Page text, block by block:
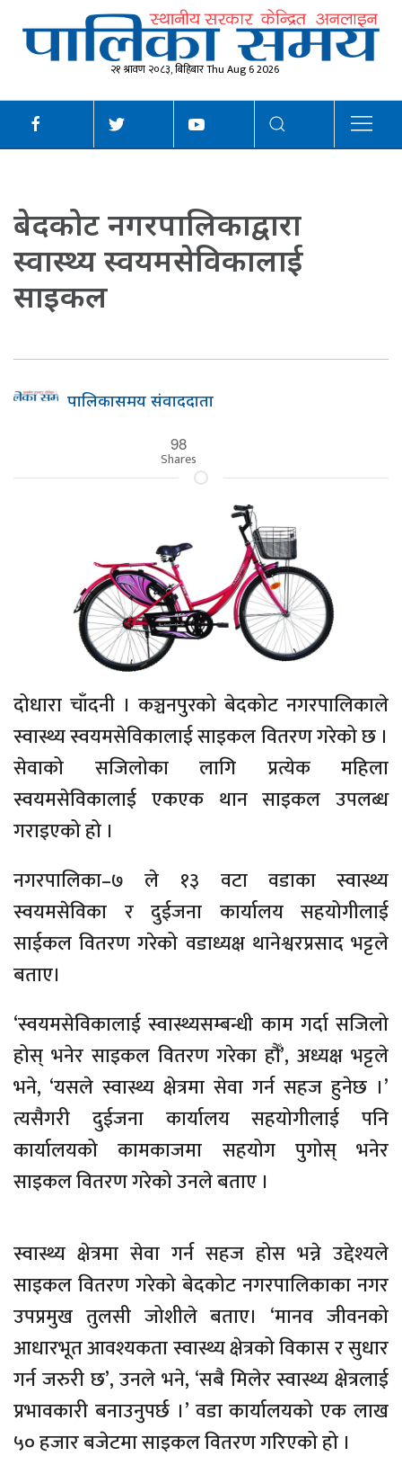
२१ श्रावण २०८३, बिहिबार Thu Aug 6 2026
बेदकोट नगरपालिकाद्वारा
स्वास्थ्य स्वयमसेविकालाई
साइकल
पालिकासमय संवाददाता
98
Shares
दोधारा चाँदनी । कञ्चनपुरको बेदकोट नगरपालिकाले
स्वास्थ्य स्वयमसेविकालाई साइकल वितरण गरेको छ ।
सेवाको सजिलोका लागि प्रत्येक महिला
स्वयमसेविकालाई एकएक थान साइकल उपलब्ध
गराइएको हो ।
नगरपालिका–७ ले १३ वटा वडाका स्वास्थ्य
स्वयमसेविका र दुईजना कार्यालय सहयोगीलाई
साईकल वितरण गरेको वडाध्यक्ष थानेश्वरप्रसाद भट्टले
बताए।
‘स्वयमसेविकालाई स्वास्थ्यसम्बन्धी काम गर्दा सजिलो
होस् भनेर साइकल वितरण गरेका हौँ’, अध्यक्ष भट्टले
भने, ‘यसले स्वास्थ्य क्षेत्रमा सेवा गर्न सहज हुनेछ ।’
त्यसैगरी दुईजना कार्यालय सहयोगीलाई पनि
कार्यालयको कामकाजमा सहयोग पुगोस् भनेर
साइकल वितरण गरेको उनले बताए ।
स्वास्थ्य क्षेत्रमा सेवा गर्न सहज होस भन्ने उद्देश्यले
साइकल वितरण गरेको बेदकोट नगरपालिकाका नगर
उपप्रमुख तुलसी जोशीले बताए। ‘मानव जीवनको
आधारभूत आवश्यकता स्वास्थ्य क्षेत्रको विकास र सुधार
गर्न जरुरी छ’, उनले भने, ‘सबै मिलेर स्वास्थ्य क्षेत्रलाई
प्रभावकारी बनाउनुपर्छ ।’ वडा कार्यालयको एक लाख
५० हजार बजेटमा साइकल वितरण गरिएको हो ।